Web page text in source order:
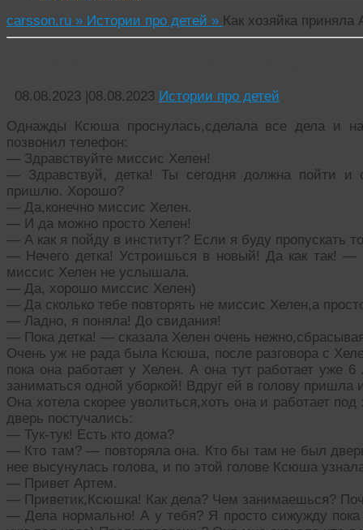
carsson.ru » Истории про детей » Как хозяйка приняла
08.08.2023 |08.08.2023 Истории про детей
Однажды Ксюша проснулась,сделала все дела и
позвонил телефон:
— Здравствуйте миссис Хелен!
— Здравствуй, детка! Ты сегодня должна пойти
пришлю. Хорошо?
— Да,конечно миссис Хелен.
— И да можно просто Хелен!
— А как я пойду в институт? Если я буду пропускать
— Нечего детка! Устроишься в новый! Да как так! —
миссис Хелен не услышала.
— Да, хорошо миссис Хелен)
— Да сколько тебе повторять не миссис Хелен,а
— Ладно, я поняла! До свидания!
— Пока детка! — сказала Хелен очень
Очень уж не рада была Ксюша, после разговора с
пока она работает у Хелен. А она тут работает уже
заниматься одной уборкой! Вдруг ей в голову пришла
Она хотела скорее уволиться,хоть она и работает
дверь постучались:
— Тук-тук! Есть кто дома?
— Кто там? — повторяла она. Кто бы там не был
нее высунулась голова, и по этой голове Ксюша
— Привет Артем.
— Приветик,Ксюшка! Как дела? Чем занимаешься?
— Дела нормально! А у тебя? Я просто сижужду пока